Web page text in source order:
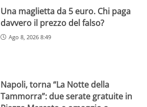
Una maglietta da 5 euro. Chi paga
davvero il prezzo del falso?
Ago 8, 2026 8:49
Napoli, torna “La Notte della
Tammorra”: due serate gratuite in